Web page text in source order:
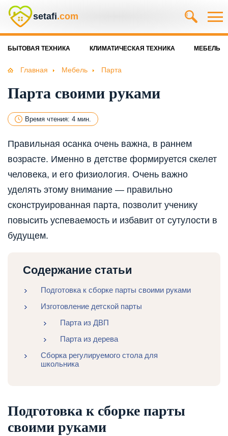
setafi.com
БЫТОВАЯ ТЕХНИКА КЛИМАТИЧЕСКАЯ ТЕХНИКА МЕБЕЛЬ
Главная Мебель Парта
Парта своими руками
Время чтения: 4 мин.
Правильная осанка очень важна, в раннем
возрасте. Именно в детстве формируется скелет
человека, и его физиология. Очень важно
уделять этому внимание — правильно
сконструированная парта, позволит ученику
повысить успеваемость и избавит от сутулости в
будущем.
Содержание статьи
Подготовка к сборке парты своими руками
Изготовление детской парты
Парта из ДВП
Парта из дерева
Сборка регулируемого стола для
школьника
Подготовка к сборке парты
своими руками